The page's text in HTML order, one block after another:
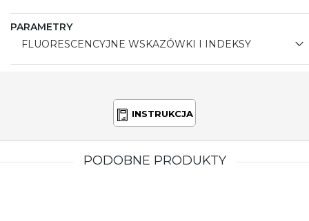
PARAMETRY
FLUORESCENCYJNE WSKAZÓWKI I INDEKSY
INSTRUKCJA
PODOBNE PRODUKTY